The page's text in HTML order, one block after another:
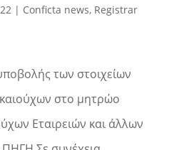
| Conficta news, Registrar
των στοιχείων
στο μητρώο
Εταιρειών και άλλων